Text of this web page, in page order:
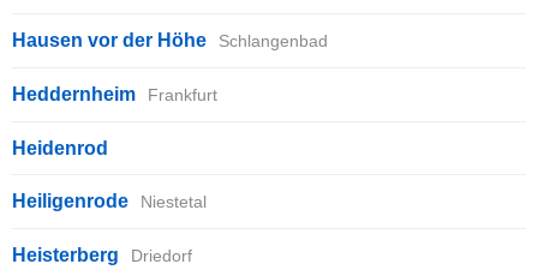
Hausen vor der Höhe Schlangenbad
Heddernheim Frankfurt
Heidenrod
Heiligenrode Niestetal
Heisterberg Driedorf